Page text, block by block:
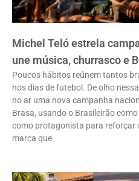
Michel Teló estrela
une música, churrasco e
Poucos hábitos reúnem tantos
nos dias de futebol. De olho
no ar uma nova campanha
Brasa, usando o Brasileirão
como protagonista para reforçar
marca que